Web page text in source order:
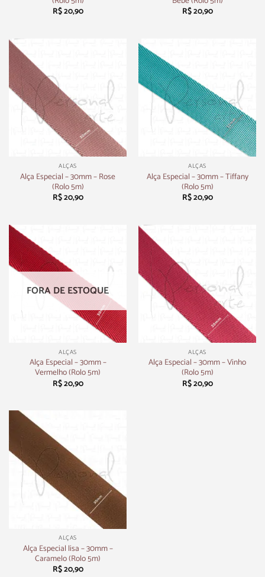
R$20,90
R$20,90
ALÇAS
Alça Especial – 30mm – Rose
(Rolo 5m)
R$20,90
ALÇAS
Alça Especial – 30mm – Tiffany
(Rolo 5m)
R$20,90
FORA DE ESTOQUE
ALÇAS
Alça Especial – 30mm –
Vermelho (Rolo 5m)
R$20,90
ALÇAS
Alça Especial – 30mm – Vinho
(Rolo 5m)
R$20,90
ALÇAS
Alça Especial lisa – 30mm –
Caramelo (Rolo 5m)
R$20,90